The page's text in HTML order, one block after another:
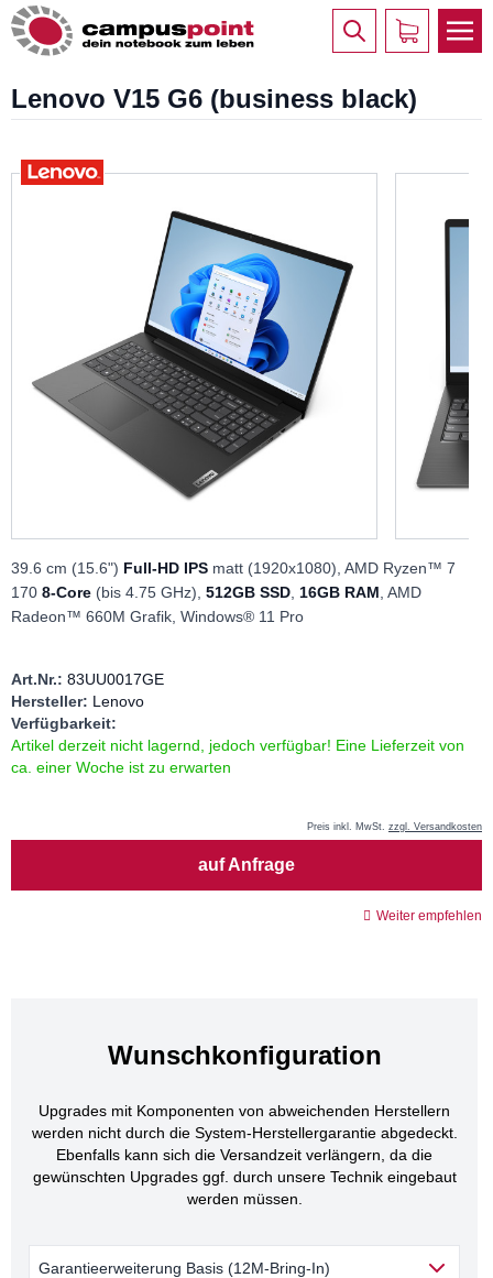
Lenovo V15 G6 (business black)
39.6 cm (15.6") Full-HD IPS matt (1920x1080), AMD Ryzen™ 7
170 8-Core (bis 4.75 GHz), 512GB SSD 16GB RAM , AMD
Radeon™ 660M Grafik, Windows® 11 Pro
Art.Nr.: 83UU0017GE
Hersteller: Lenovo
Verfügbarkeit:
Artikel derzeit nicht lagernd, jedoch verfügbar! Eine Lieferzeit von
ca. einer Woche ist zu erwarten
Preis inkl. MwSt. zzgl. Versandkosten
auf Anfrage
Weiter empfehlen
Wunschkonfiguration
Upgrades mit Komponenten von abweichenden Herstellern
werden nicht durch die System-Herstellergarantie abgedeckt.
Ebenfalls kann sich die Versandzeit verlängern, da die
gewünschten Upgrades ggf. durch unsere Technik eingebaut
werden müssen.
Garantieerweiterung Basis (12M-Bring-In)